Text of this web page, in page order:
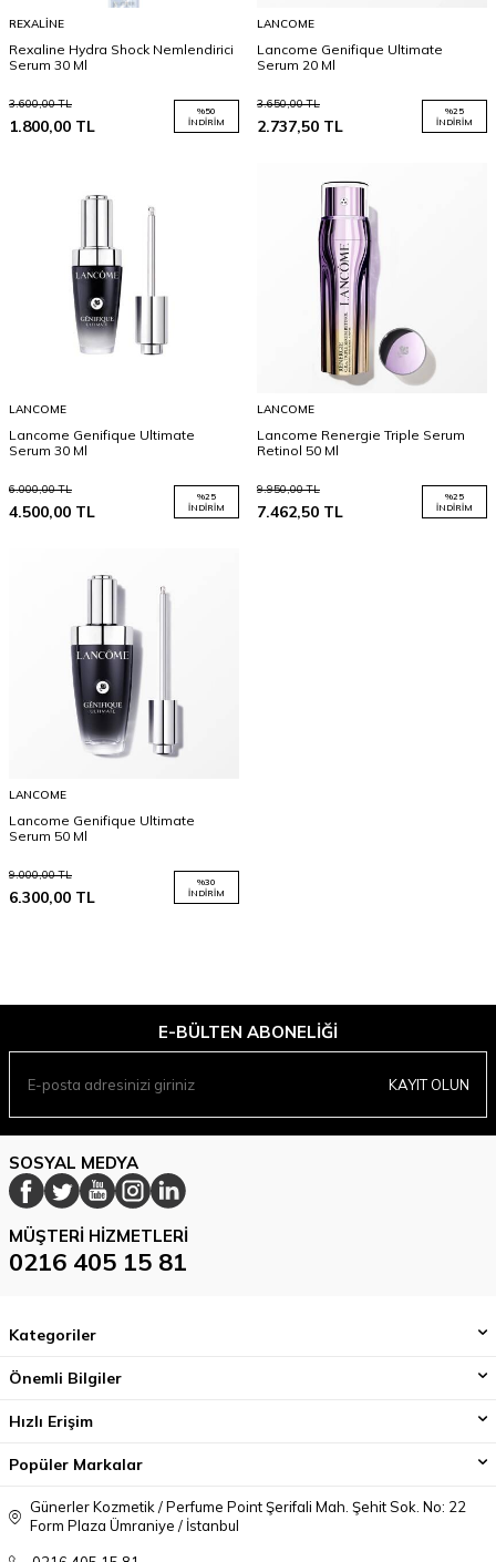
REXALINE
Rexaline Hydra Shock Nemlendirici
Serum 30 Ml
3.600,00TL
1.800,00 TL
%50
İNDIRIM
LANCOME
Lancome Genifique Ultimate
Serum 20 Ml
3.650,00TL
2.737,50 TL
%25
İNDIRIM
LANCOME
Lancome Genifique Ultimate
Serum 30 Ml
6.000,00TL
4.500,00 TL
%25
İNDIRIM
LANCOME
Lancome Renergie Triple Serum
Retinol 50 Ml
9.950,00TL
7.462,50 TL
%25
İNDIRIM
LANCOME
Lancome Genifique Ultimate
Serum 50 Ml
9.000,00TL
6.300,00 TL
%30
İNDIRIM
E-BÜLTEN ABONELIĞI
KAYIT OLUN
SOSYAL MEDYA
MÜŞTERI HIZMETLERI
0216 405 15 81
Kategoriler
Önemli Bilgiler
Hızlı Erişim
Popüler Markalar
Günerler Kozmetik / Perfume Point Şerifali Mah. Şehit Sok. No: 22
Form Plaza Ümraniye / İstanbul